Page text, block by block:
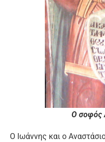
Ο σοφός
Ο Ιωάννης και ο